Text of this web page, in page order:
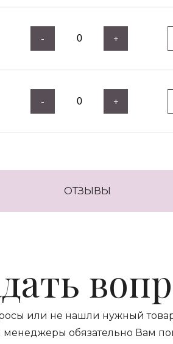
- +
- +
ОТЗЫВЫ
или не нашли нужный товар,
обязательно Вам